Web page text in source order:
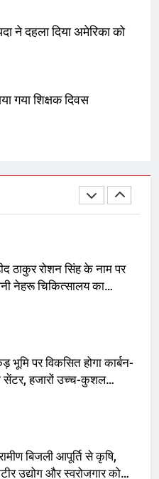
ने दहला दिया अमेरिका को
गया शिक्षक दिवस
ने IRCTC घोटाले में आरोप
का नाम अमर शहीद ठाकुर
के नाम पर करने की मांग तेज
ठाकुर रोशन सिंह के नाम पर
नेहरू चिकित्सालय का
भूमि पर विकसित होगा कार्बन-
सेंटर, हजारों उच्च-कुशल
बिजली आपूर्ति से कृषि,
उद्योग और स्वरोजगार को